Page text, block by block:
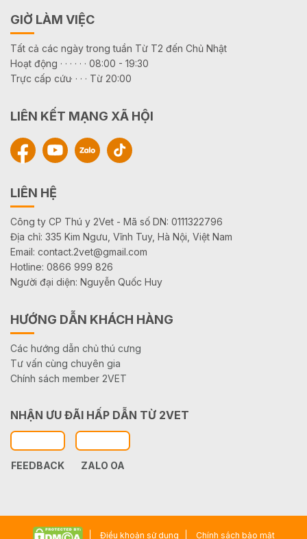
GIỜ LÀM VIỆC
Tất cả các ngày trong tuần Từ T2 đến Chủ Nhật
Hoạt động · · · · · · 08:00 - 19:30
Trực cấp cứu· · · · Từ 20:00
LIÊN KẾT MẠNG XÃ HỘI
LIÊN HỆ
Công ty CP Thú y 2Vet - Mã số DN: 0111322796
Địa chỉ: 335 Kim Ngưu, Vĩnh Tuy, Hà Nội, Việt Nam
Email: contact.2vet@gmail.com
Hotline: 0866 999 826
Người đại diện: Nguyễn Quốc Huy
HƯỚNG DẪN KHÁCH HÀNG
Các hướng dẫn chủ thú cưng
Tư vấn cùng chuyên gia
Chính sách member 2VET
NHẬN ƯU ĐÃI HẤP DẪN TỪ 2VET
FEEDBACK ZALO OA
Điều khoản sử dụng Chính sách bảo mật